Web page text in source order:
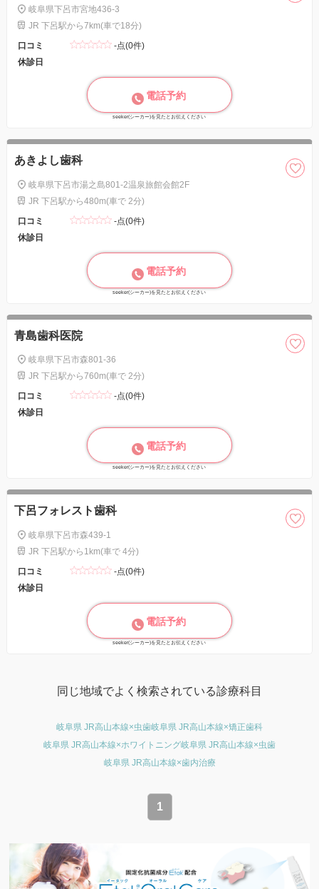
岐阜県下呂市宮地436-3
JR 下呂駅から7km(車で18分)
口コミ
-点(0件)
休診日
電話予約
seeker(シーカー)を見たとお伝えください
あきよし歯科
岐阜県下呂市湯之島801-2温泉旅館会館2F
JR 下呂駅から480m(車で 2分)
口コミ
-点(0件)
休診日
電話予約
seeker(シーカー)を見たとお伝えください
青島歯科医院
岐阜県下呂市森801-36
JR 下呂駅から760m(車で 2分)
口コミ
-点(0件)
休診日
電話予約
seeker(シーカー)を見たとお伝えください
下呂フォレスト歯科
岐阜県下呂市森439-1
JR 下呂駅から1km(車で 4分)
口コミ
-点(0件)
休診日
電話予約
seeker(シーカー)を見たとお伝えください
同じ地域でよく検索されている診療科目
岐阜県 JR高山本線×虫歯岐阜県 JR高山本線×矯正歯科
岐阜県 JR高山本線×ホワイトニング岐阜県 JR高山本線×虫歯
岐阜県 JR高山本線×歯内治療
1